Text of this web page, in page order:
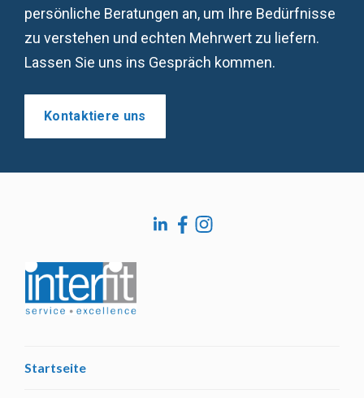
persönliche Beratungen an, um Ihre Bedürfnisse
zu verstehen und echten Mehrwert zu liefern.
Lassen Sie uns ins Gespräch kommen.
Kontaktiere uns
Startseite